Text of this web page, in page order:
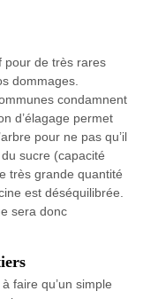
pour de très rares
dommages.
condamnent
d’élagage permet
pour ne pas qu’il
sucre (capacité
très grande quantité
est déséquilibrée.
sera donc
faire qu’un simple